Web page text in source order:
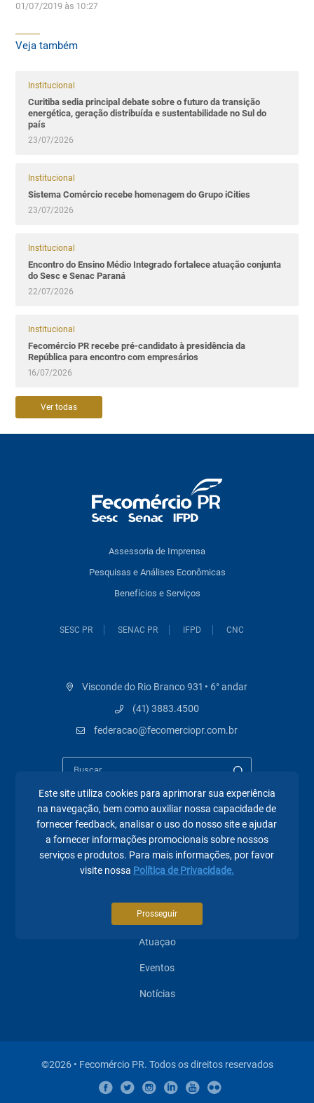
01/07/2019 às 10:27
Veja também
Institucional
Curitiba sedia principal debate sobre o futuro da transição
energética, geração distribuída e sustentabilidade no Sul do
país
23/07/2026
Institucional
Sistema Comércio recebe homenagem do Grupo iCities
23/07/2026
Institucional
Encontro do Ensino Médio Integrado fortalece atuação conjunta
do Sesc e Senac Paraná
22/07/2026
Institucional
Fecomércio PR recebe pré-candidato à presidência da
República para encontro com empresários
16/07/2026
Ver todas
Assessoria de Imprensa
Pesquisas e Análises Econômicas
Benefícios e Serviços
SESC PR SENAC PR IFPD CNC
Visconde do Rio Branco 931 • 6° andar
(41) 3883.4500
federacao@fecomerciopr.com.br
Páginas mais visitadas
A Fecomércio PR
Institucional
Atuação
Eventos
Notícias
©2026 • Fecomércio PR. Todos os direitos reservados
Este site utiliza cookies para aprimorar sua experiência
na navegação, bem como auxiliar nossa capacidade de
fornecer feedback, analisar o uso do nosso site e ajudar
a fornecer informações promocionais sobre nossos
serviços e produtos. Para mais informações, por favor
visite nossa Política de Privacidade.
Prosseguir